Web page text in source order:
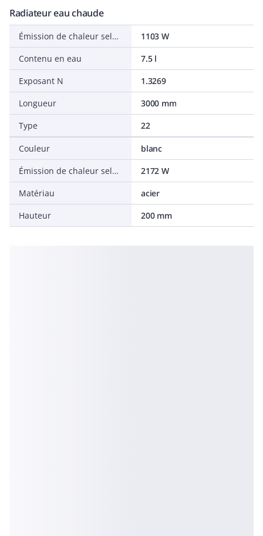
Radiateur eau chaude
Émission de chaleur selon EN 442 20 °C - 55/45
1103 W
Contenu en eau
7.5 l
Exposant N
1.3269
Longueur
3000 mm
Type
22
Couleur
blanc
Émission de chaleur selon EN 442 20 °C - 75/65
2172 W
Matériau
acier
Hauteur
200 mm